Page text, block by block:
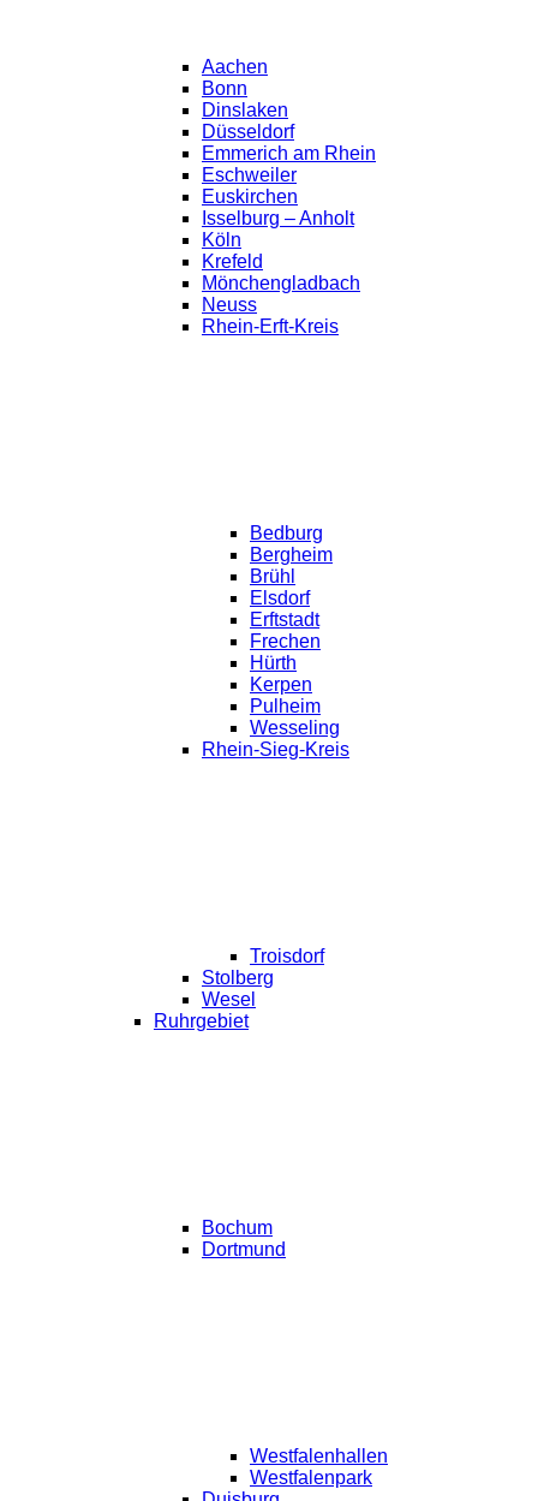
Aachen
Bonn
Dinslaken
Düsseldorf
Emmerich am Rhein
Eschweiler
Euskirchen
Isselburg – Anholt
Köln
Krefeld
Mönchengladbach
Neuss
Rhein-Erft-Kreis
Bedburg
Bergheim
Brühl
Elsdorf
Erftstadt
Frechen
Hürth
Kerpen
Pulheim
Wesseling
Rhein-Sieg-Kreis
Troisdorf
Stolberg
Wesel
Ruhrgebiet
Bochum
Dortmund
Westfalenhallen
Westfalenpark